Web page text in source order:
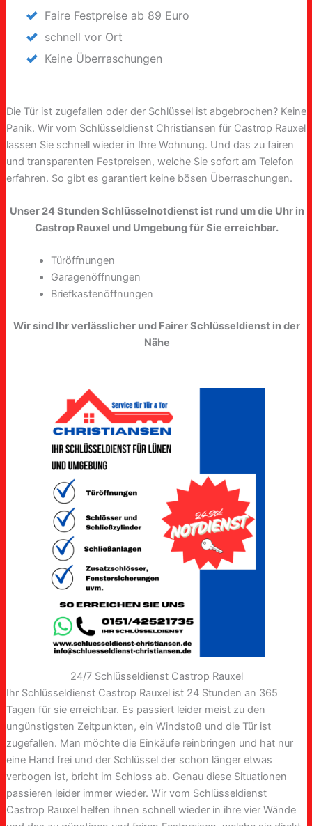
Faire Festpreise ab 89 Euro
schnell vor Ort
Keine Überraschungen
Die Tür ist zugefallen oder der Schlüssel ist abgebrochen? Keine
Panik. Wir vom Schlüsseldienst Christiansen für Castrop Rauxel
lassen Sie schnell wieder in Ihre Wohnung. Und das zu fairen
und transparenten Festpreisen, welche Sie sofort am Telefon
erfahren. So gibt es garantiert keine bösen Überraschungen.
Unser 24 Stunden Schlüsselnotdienst ist rund um die Uhr in
Castrop Rauxel und Umgebung für Sie erreichbar.
Türöffnungen
Garagenöffnungen
Briefkastenöffnungen
Wir sind Ihr verlässlicher und Fairer Schlüsseldienst in der
Nähe
24/7 Schlüsseldienst Castrop Rauxel
Ihr Schlüsseldienst Castrop Rauxel ist 24 Stunden an 365
Tagen für sie erreichbar. Es passiert leider meist zu den
ungünstigsten Zeitpunkten, ein Windstoß und die Tür ist
zugefallen. Man möchte die Einkäufe reinbringen und hat nur
eine Hand frei und der Schlüssel der schon länger etwas
verbogen ist, bricht im Schloss ab. Genau diese Situationen
passieren leider immer wieder. Wir vom Schlüsseldienst
Castrop Rauxel helfen ihnen schnell wieder in ihre vier Wände